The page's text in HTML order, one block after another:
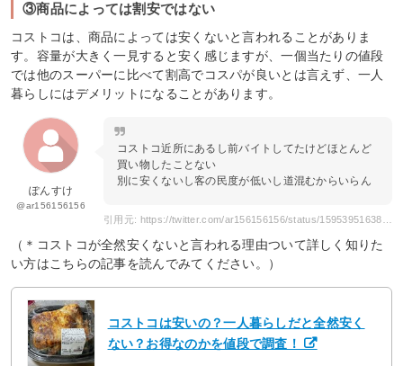
③商品によっては割安ではない
コストコは、商品によっては安くないと言われることがありま
す。容量が大きく一見すると安く感じますが、一個当たりの値段
では他のスーパーに比べて割高でコスパが良いとは言えず、一人
暮らしにはデメリットになることがあります。
ぽんすけ
@ar156156156
コストコ近所にあるし前バイトしてたけどほとんど
買い物したことない
別に安くないし客の民度が低いし道混むからいらん
（＊コストコが全然安くないと言われる理由ついて詳しく知りた
い方はこちらの記事を読んでみてください。）
コストコは安いの？一人暮らしだと全然安く
ない？お得なのかを値段で調査！